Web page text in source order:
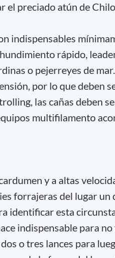
el preciado atún de
indispensables
rápido,
o pejerreyes de
por lo que deben
las cañas deben
multifilamento
y a altas
forrajeras del lugar
identificar esta
indispensable para
o tres lances para